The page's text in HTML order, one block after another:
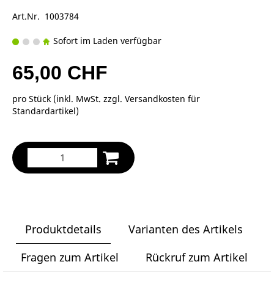
Art.Nr. 1003784
Sofort im Laden verfügbar
65,00 CHF
pro Stück (inkl. MwSt. zzgl. Versandkosten für
Standardartikel)
Produktdetails
Varianten des Artikels
Fragen zum Artikel
Rückruf zum Artikel